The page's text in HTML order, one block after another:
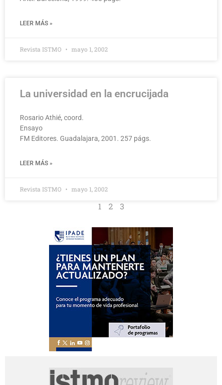
LEER MÁS »
Revista ISTMO mayo 1, 2002
La universidad en la encrucijada
Rosario Athié, coord.
Ensayo
FM Editores. Guadalajara, 2001. 257 págs.
LEER MÁS »
Revista ISTMO mayo 1, 2002
1 2 3